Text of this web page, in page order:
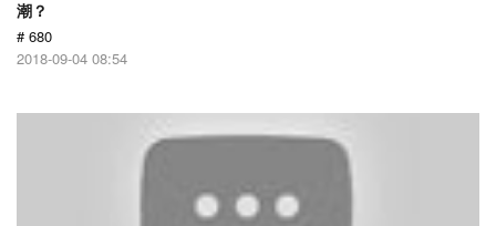
潮？
# 680
2018-09-04 08:54